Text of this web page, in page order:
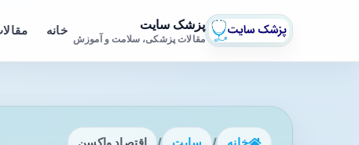
پزشک سایت
مقالات پزشکی، سلامت و آموزش
خانه